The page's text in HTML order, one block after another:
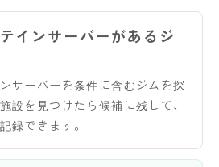
インサーバーがあるジ
サーバーを条件に含むジムを探
設を見つけたら候補に残して、
録できます。